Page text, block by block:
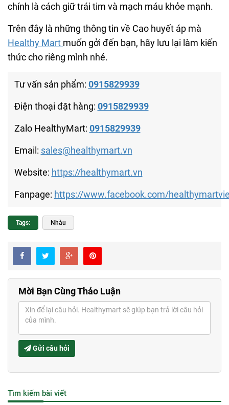
chính là cách giữ trái tim và mạch máu khỏe mạnh.
Trên đây là những thông tin về Cao huyết áp mà
Healthy Mart muốn gởi đến bạn, hãy lưu lại làm kiến
thức cho riêng mình nhé.
Tư vấn sản phẩm: 0915829939
Điện thoại đặt hàng: 0915829939
Zalo HealthyMart: 0915829939
Email: sales@healthymart.vn
Website: https://healthymart.vn
Fanpage: https://www.facebook.com/
Tags: Nhàu
Mời Bạn Cùng Thảo Luận
Gửi câu hỏi
Tìm kiếm bài viết